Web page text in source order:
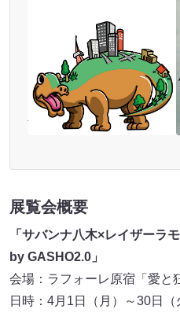
展覧会概要
「サバンナ八木×レイザーラ
by GASHO2.0」
会場：ラフォーレ原宿「愛と
日時：4月1日（月）～30日